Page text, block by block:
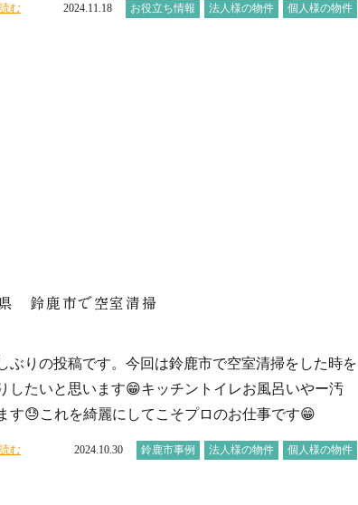
む 2024.11.18 お役立ち情報 法人様の物件 個人様の物件
鈴鹿市で空室清掃
ぶりの投稿です。今回は鈴鹿市で空室清掃をした時を
したいと思います😁キッチントイレお風呂いやー汚
す😓これを綺麗にしてこそプロのお仕事です😁
む 2024.10.30 鈴鹿市事例 法人様の物件 個人様の物件